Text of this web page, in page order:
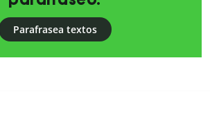
Parafrasea textos